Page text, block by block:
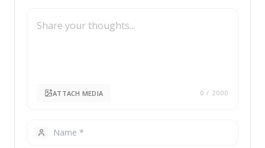
ATTACH MEDIA 0 / 2000